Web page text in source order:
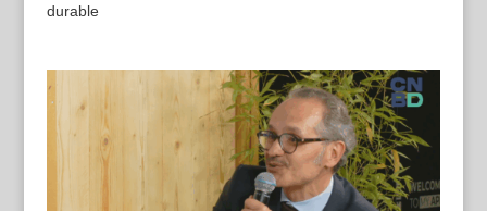
durable